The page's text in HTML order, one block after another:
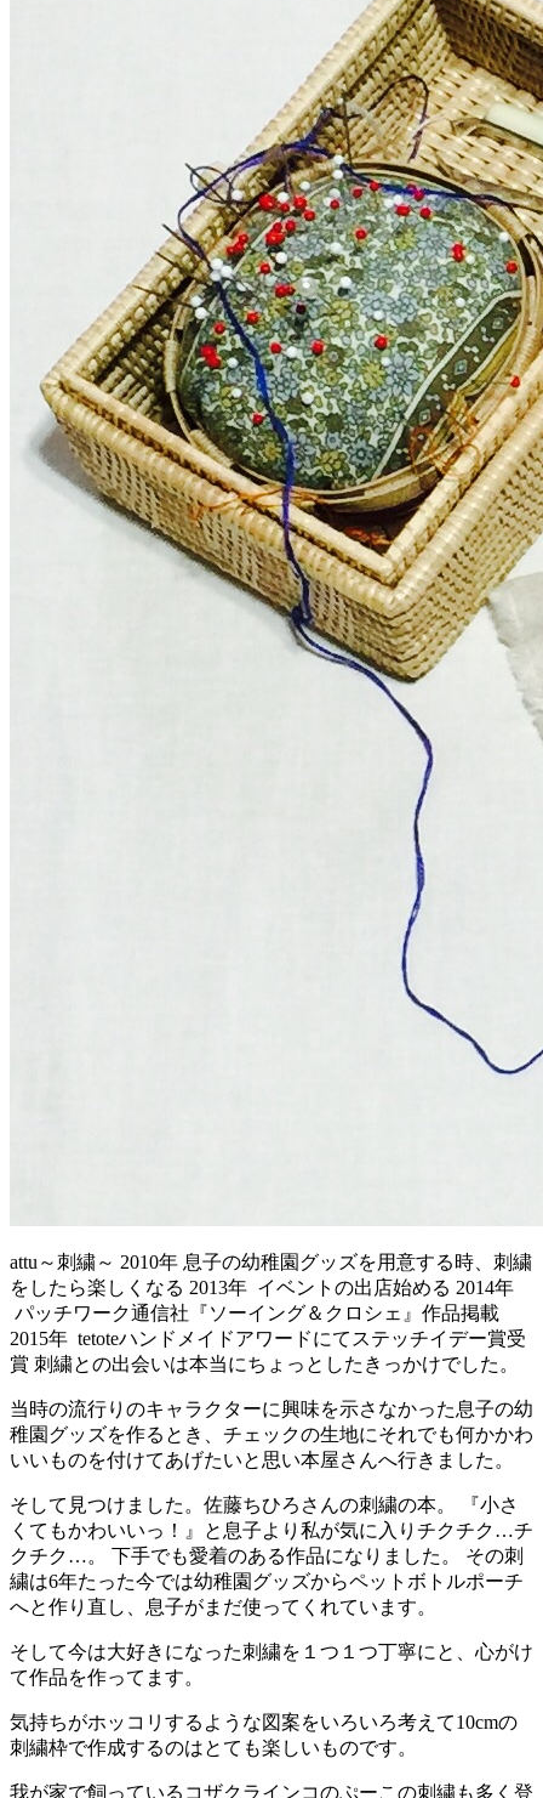
attu～刺繍～ 2010年 息子の幼稚園グッズを用意する時、刺繍
をしたら楽しくなる 2013年 イベントの出店始める 2014年
パッチワーク通信社『ソーイング＆クロシェ』作品掲載
2015年 tetoteハンドメイドアワードにてステッチイデー賞受
賞 刺繍との出会いは本当にちょっとしたきっかけでした。
当時の流行りのキャラクターに興味を示さなかった息子の幼
稚園グッズを作るとき、チェックの生地にそれでも何かかわ
いいものを付けてあげたいと思い本屋さんへ行きました。
そして見つけました。佐藤ちひろさんの刺繍の本。 『小さ
くてもかわいいっ！』と息子より私が気に入りチクチク…チ
クチク…。 下手でも愛着のある作品になりました。 その刺
繍は6年たった今では幼稚園グッズからペットボトルポーチ
へと作り直し、息子がまだ使ってくれています。
そして今は大好きになった刺繍を１つ１つ丁寧にと、心がけ
て作品を作ってます。
気持ちがホッコリするような図案をいろいろ考えて10cmの
刺繍枠で作成するのはとても楽しいものです。
我が家で飼っているコザクラインコのぷーこの刺繍も多く登